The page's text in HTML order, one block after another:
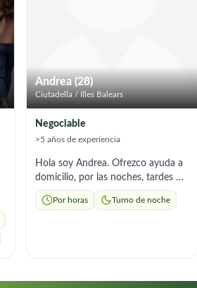
Andrea (28)
Ciutadella / Illes Balears
Negociable
>5 años de experiencia
Hola soy Andrea. Ofrezco ayuda a
domicilio, por las noches, tardes y
fines de semana. Soy responsable y
con experiencia.
Por horas Turno de noche